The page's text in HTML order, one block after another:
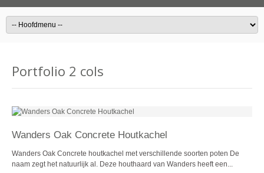
Portfolio 2 cols
Wanders Oak Concrete Houtkachel
Wanders Oak Concrete houtkachel met verschillende soorten poten De
naam zegt het natuurlijk al. Deze houthaard van Wanders heeft een...